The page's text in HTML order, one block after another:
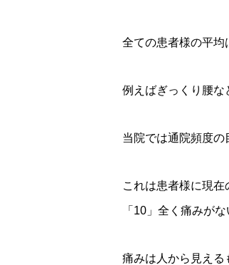
全ての患者様の平均
例えばぎっくり腰な
当院では通院頻度の
これは患者様に現
「10」全く痛みが
痛みは人から見える